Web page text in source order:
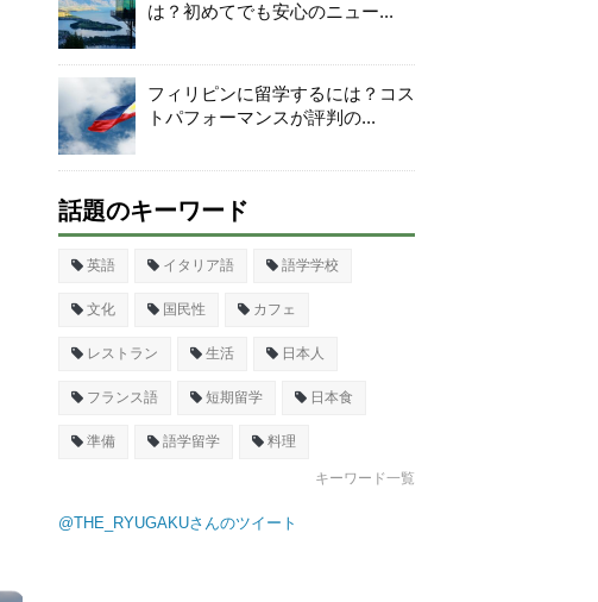
は？初めてでも安心のニュー...
フィリピンに留学するには？コス
トパフォーマンスが評判の...
話題のキーワード
英語 イタリア語 語学学校
文化 国民性 カフェ
レストラン 生活 日本人
フランス語 短期留学 日本食
準備 語学留学 料理
キーワード一覧
@THE_RYUGAKUさんのツイート